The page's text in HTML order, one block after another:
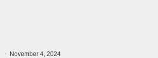
November 4, 2024